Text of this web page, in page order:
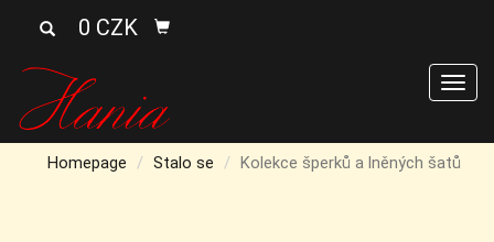
0 CZK
Homepage Stalo se Kolekce šperků a lněných šatů